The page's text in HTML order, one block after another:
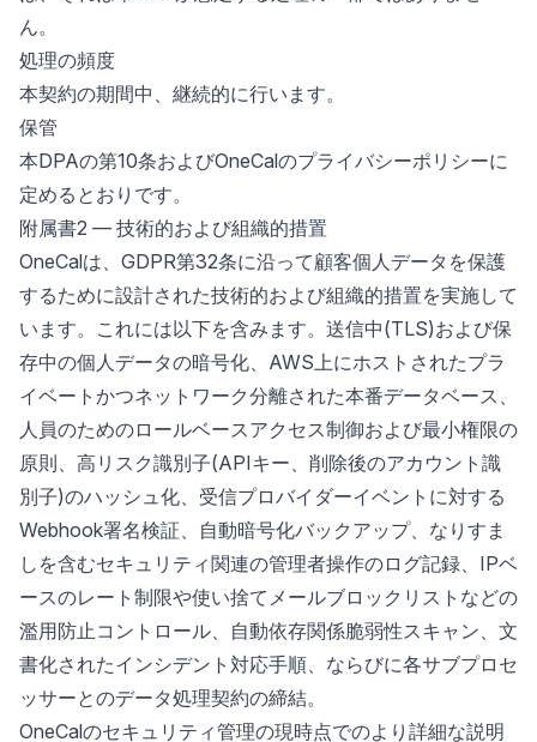
ん。
処理の頻度
本契約の期間中、継続的に行います。
保管
本DPAの第10条およびOneCalのプライバシーポリシーに
定めるとおりです。
附属書2 — 技術的および組織的措置
OneCalは、GDPR第32条に沿って顧客個人データを保護
するために設計された技術的および組織的措置を実施して
います。これには以下を含みます。送信中(TLS)および保
存中の個人データの暗号化、AWS上にホストされたプラ
イベートかつネットワーク分離された本番データベース、
人員のためのロールベースアクセス制御および最小権限の
原則、高リスク識別子(APIキー、削除後のアカウント識
別子)のハッシュ化、受信プロバイダーイベントに対する
Webhook署名検証、自動暗号化バックアップ、なりすま
しを含むセキュリティ関連の管理者操作のログ記録、IPベ
ースのレート制限や使い捨てメールブロックリストなどの
濫用防止コントロール、自動依存関係脆弱性スキャン、文
書化されたインシデント対応手順、ならびに各サブプロセ
ッサーとのデータ処理契約の締結。
OneCalのセキュリティ管理の現時点でのより詳細な説明